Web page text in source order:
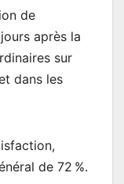
de
après la
sur
dans les
de 72 %.